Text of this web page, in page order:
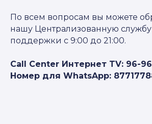
По всем вопросам вы можете
нашу Централизованную службу
поддержки с 9:00 до 21:00.
Call Center Интернет TV: 96-96
Номер для WhatsApp: